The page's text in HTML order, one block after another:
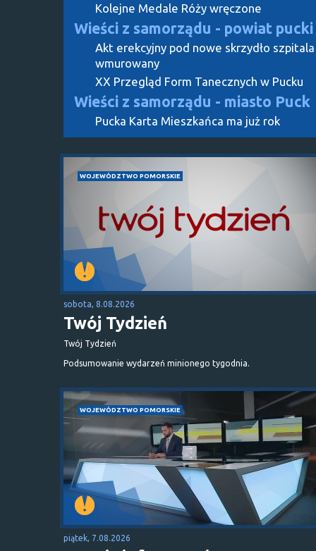
Kolejne Medale Róży wręczone
Wieści z samorządu - powiat pucki
Akt erekcyjny pod nowe skrzydło szpitala
wmurowany
XX Przegląd Form Tanecznych w Pucku
Wieści z samorządu - miasto Puck
Pucka Karta Mieszkańca ma już rok
WOJEWÓDZTWO POMORSKIE
sobota, 8.08.2026
Twój Tydzień
Twój Tydzień
Podsumowanie wydarzeń minionego tygodnia.
WOJEWÓDZTWO POMORSKIE
piątek, 7.08.2026